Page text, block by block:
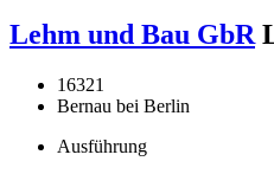
Lehm und Bau GbR
16321
Bernau bei Berlin
Ausführung